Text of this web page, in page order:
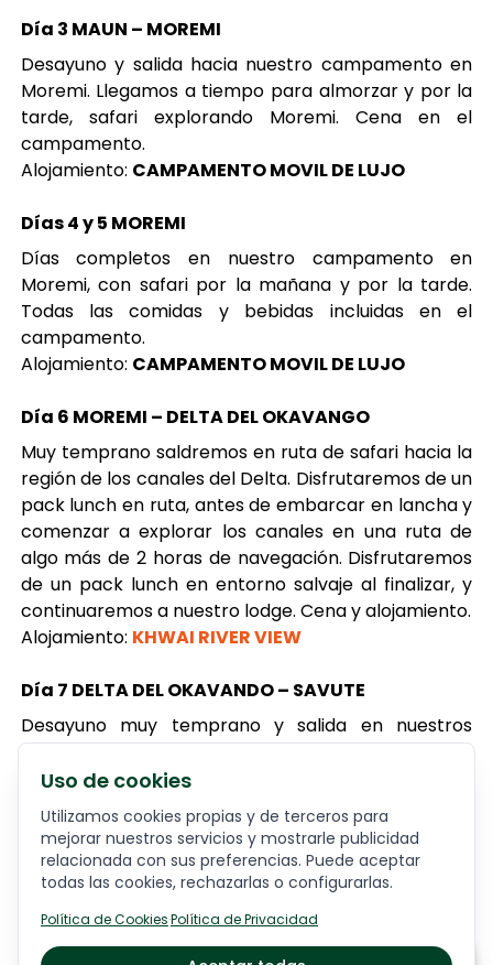
Día 3 MAUN – MOREMI
Desayuno y salida hacia nuestro campamento en
Moremi. Llegamos a tiempo para almorzar y por la
tarde, safari explorando Moremi. Cena en el
campamento.
Alojamiento: CAMPAMENTO MOVIL DE LUJO
Días 4 y 5 MOREMI
Días completos en nuestro campamento en
Moremi, con safari por la mañana y por la tarde.
Todas las comidas y bebidas incluidas en el
campamento.
Alojamiento: CAMPAMENTO MOVIL DE LUJO
Día 6 MOREMI – DELTA DEL OKAVANGO
Muy temprano saldremos en ruta de safari hacia la
región de los canales del Delta. Disfrutaremos de un
pack lunch en ruta, antes de embarcar en lancha y
comenzar a explorar los canales en una ruta de
algo más de 2 horas de navegación. Disfrutaremos
de un pack lunch en entorno salvaje al finalizar, y
continuaremos a nuestro lodge. Cena y alojamiento.
Alojamiento: KHWAI RIVER VIEW
Día 7 DELTA DEL OKAVANDO – SAVUTE
Desayuno muy temprano y salida en nuestros
vehículos de safari, accediendo al PN Chobe, por su
acceso sur, Mababe, y desde donde seguiremos en
ruta de safari hasta la región de Savute en el PN
Chobe. Almuerzo en el campamento y salida por la
tarde en ruta de safari. Alojamiento y cena en el
campamento.
Alojamiento:CAMPAMENTO MOVIL DE LUJO
Uso de cookies
Utilizamos cookies propias y de terceros para
mejorar nuestros servicios y mostrarle publicidad
relacionada con sus preferencias. Puede aceptar
todas las cookies, rechazarlas o configurarlas.
Política de Cookies·Política de Privacidad